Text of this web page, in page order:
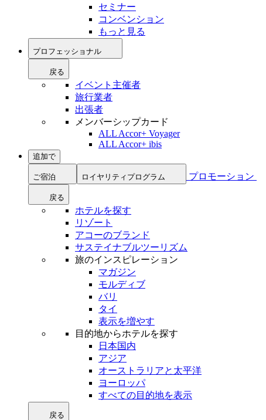
セミナー
コンベンション
もっと見る
プロフェッショナル
戻る
イベント主催者
旅行業者
出張者
メンバーシップカード
ALL Accor+ Voyager
ALL Accor+ ibis
追加で
ご宿泊 ロイヤリティプログラム プロモーション
戻る
ホテルを探す
リゾート
アコーのブランド
サステイナブルツーリズム
旅のインスピレーション
マガジン
モルディブ
バリ
タイ
表示を増やす
目的地からホテルを探す
日本国内
アジア
オーストラリアと太平洋
ヨーロッパ
すべての目的地を表示
戻る